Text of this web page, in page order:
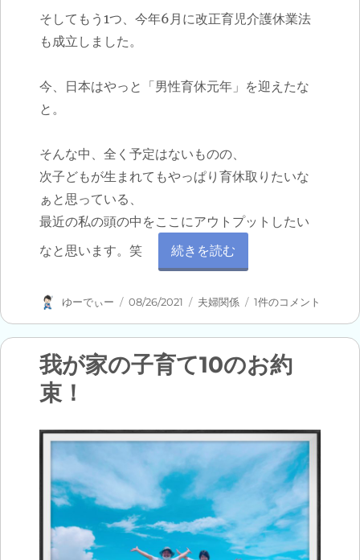
そしてもう1つ、今年6月に改正育児介護休業法
も成立しました。
今、日本はやっと「男性育休元年」を迎えたな
と。
そんな中、全く予定はないものの、
次子どもが生まれてもやっぱり育休取りたいな
ぁと思っている、
最近の私の頭の中をここにアウトプットしたい
なと思います。笑
“男性育休のパターンと私” の
続きを読む
投
者
ゆーでぃー
投
日:
08/26/2021
カ
ゴ
夫婦関係
男
育
の
ン
と
私
1件のコメント
我が家の子育て10のお約
束！